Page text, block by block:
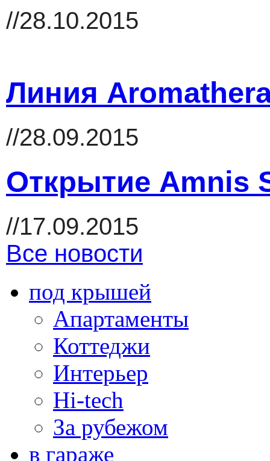
//28.10.2015
Линия
//28.09.2015
Открытие Amnis
//17.09.2015
Все новости
под крышей
Апартаменты
Коттеджи
Интерьер
Hi-tech
За рубежом
в гараже